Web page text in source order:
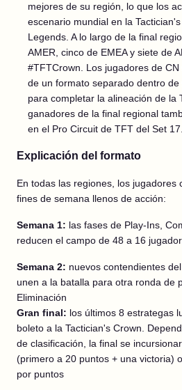
mejores de su región, lo que los
escenario mundial en la
Legends. A lo largo de la final
AMER, cinco de EMEA y siete de
#TFTCrown. Los jugadores de
de un formato separado dentro
para completar la alineación de la
ganadores de la final regional
en el Pro Circuit de TFT del Set 17.
Explicación del formato
En todas las regiones, los jugadores
fines de semana llenos de acción:
Semana 1: las fases de Play-Ins,
reducen el campo de 48 a 16
Semana 2: nuevos contendientes
unen a la batalla para otra ronda de
Eliminación
Gran final: los últimos 8 estrategas
boleto a la Tactician's Crown.
de clasificación, la final se
(primero a 20 puntos + una victoria)
por puntos